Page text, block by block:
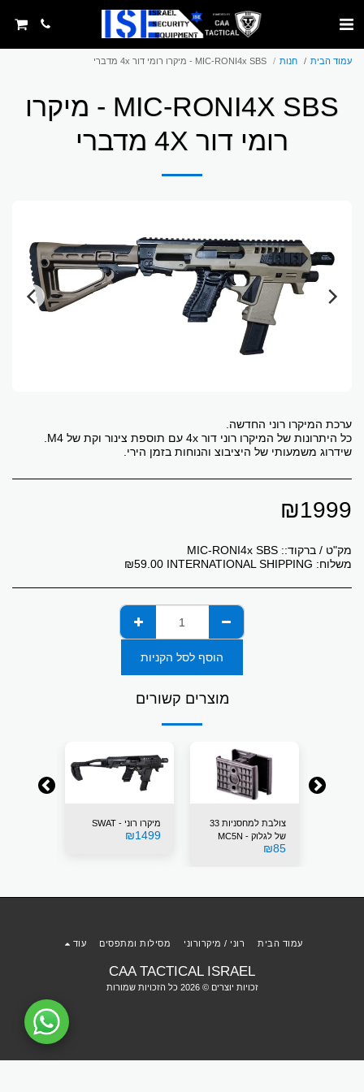
עמוד הבית חנות MIC-RONI4x SBS - מיקרו רומי דור 4x מדברי
MIC-RONI4X SBS - מיקרו
רומי דור 4X מדברי
שידרוג משמעותי של היציבוצ והנוחות בזמן הירי.
₪1999
מק"ט / ברקוד:: MIC-RONI4x SBS
משלוח: INTERNATIONAL SHIPPING
₪59.00
הוסף לסל הקניות
מוצרים קשורים
צולבת למחסניות 33
של לגלוק - MC5N
₪85
מיקרו רוני - SWAT
₪1499
CAA TACTICAL ISRAEL
זכויות יוצרים © 2026 כל הזכויות שמורות
עמוד הבית רוני / מיקרורוני מסילות ומתפסים עוד